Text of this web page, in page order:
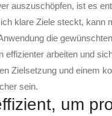
auszuschöpfen, ist es
klare Ziele steckt, kann
die
effizienter arbeiten und
Zielsetzung und einem
sein.
um